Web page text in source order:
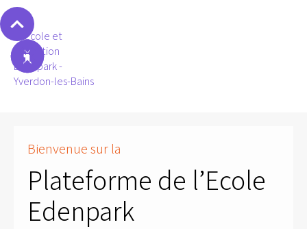
Bienvenue sur la
Plateforme de l’Ecole
Edenpark